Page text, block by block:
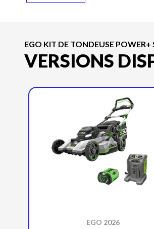
EGO KIT DE TONDEUSE
VERSIONS
EGO 2026